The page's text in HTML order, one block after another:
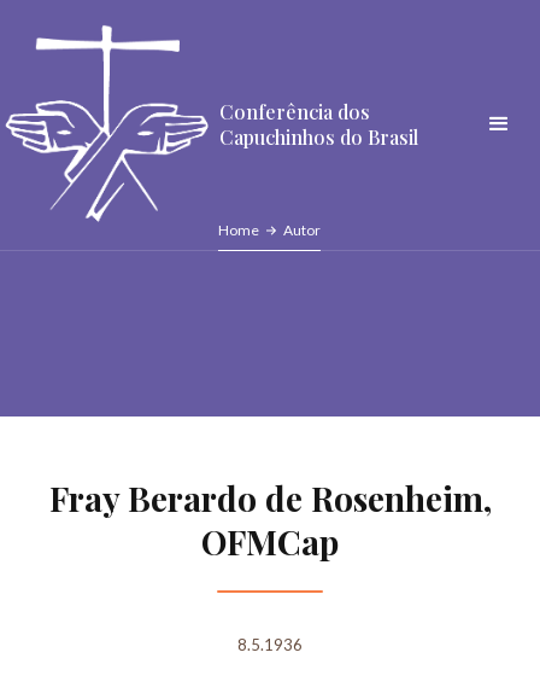
Conferência dos
Capuchinhos do Brasil
Home Autor
Fray Berardo de Rosenheim,
OFMCap
8.5.1936